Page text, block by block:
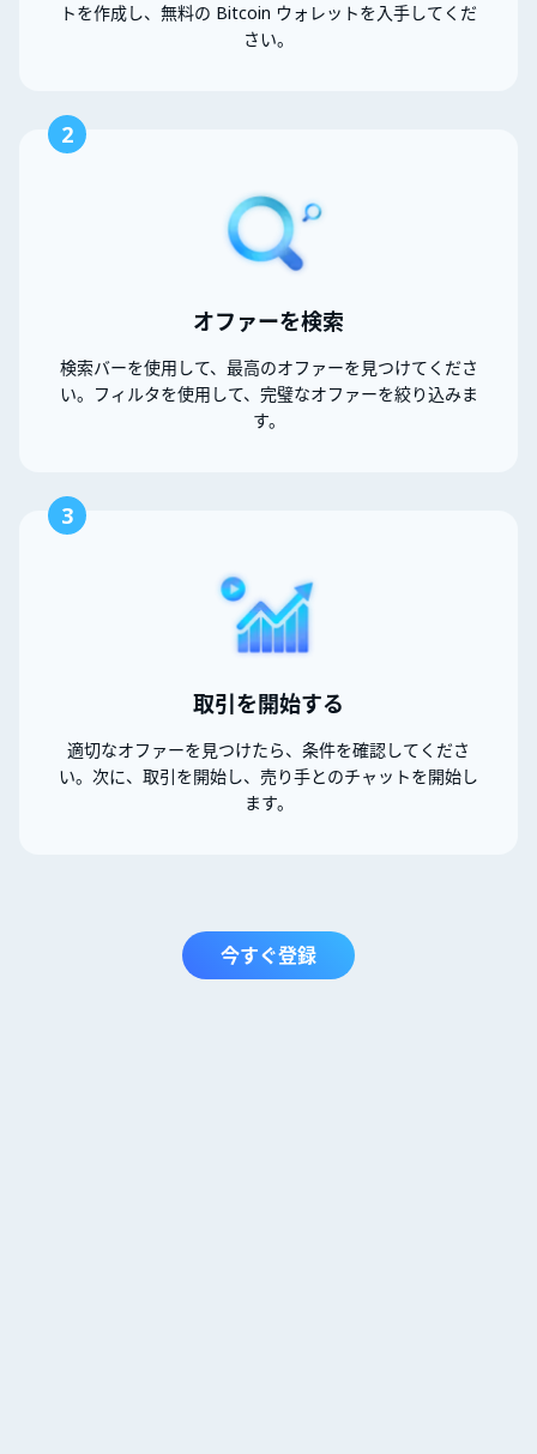
トを作成し、無料の Bitcoin ウォレットを入手してくだ
さい。
2
オファーを検索
検索バーを使用して、最高のオファーを見つけてくださ
い。フィルタを使用して、完璧なオファーを絞り込みま
す。
3
取引を開始する
適切なオファーを見つけたら、条件を確認してくださ
い。次に、取引を開始し、売り手とのチャットを開始し
ます。
今すぐ登録